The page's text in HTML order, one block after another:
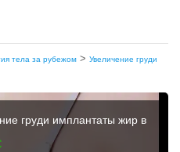
тела за рубежом > Увеличение груди
груди имплантаты жир в